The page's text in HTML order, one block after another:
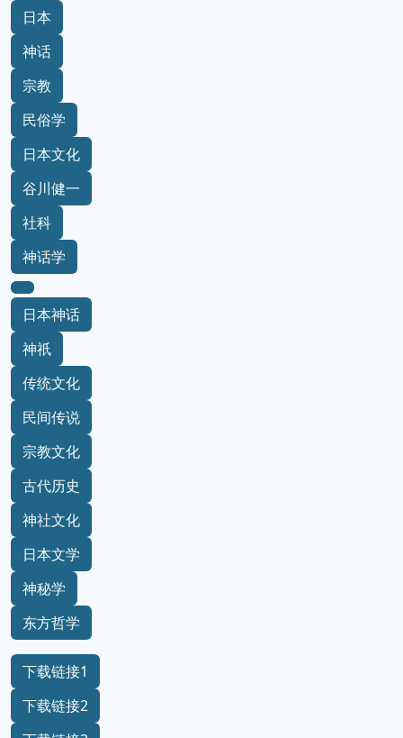
日本
神话
宗教
民俗学
日本文化
谷川健一
社科
神话学
日本神话
神祇
传统文化
民间传说
宗教文化
古代历史
神社文化
日本文学
神秘学
东方哲学
下载链接1
下载链接2